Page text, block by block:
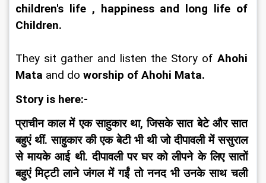
children's life , happiness and long life of
Children.
They sit gather and listen the Story of Ahohi
Mata and do worship of Ahohi Mata.
Story is here:-
प्राचीन काल में एक साहुकार था, जिसके सात बेटे और सात
बहुएं थीं. साहुकार की एक बेटी भी थी जो दीपावली में ससुराल
से मायके आई थी. दीपावली पर घर को लीपने के लिए सातों
बहुएं मिट्टी लाने जंगल में गईं तो ननद भी उनके साथ चली